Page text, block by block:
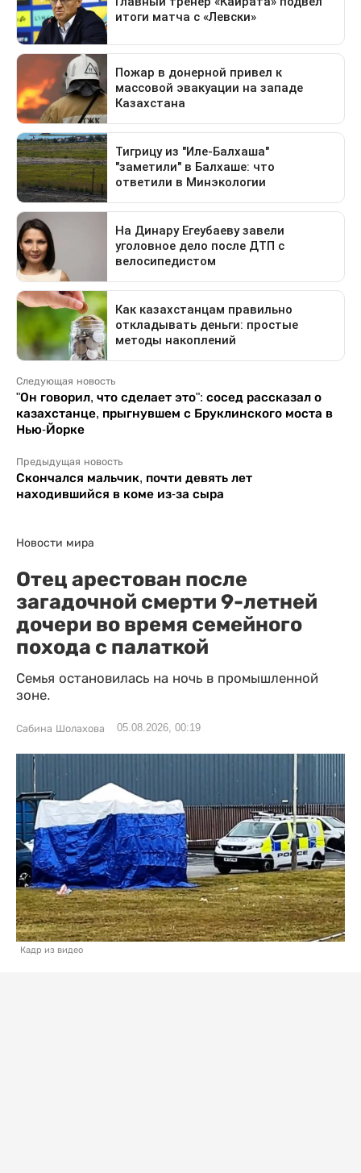
Следующая новость
"Он говорил, что сделает это": сосед рассказал о
казахстанце, прыгнувшем с Бруклинского моста в
Нью-Йорке
Предыдущая новость
Скончался мальчик, почти девять лет
находившийся в коме из-за сыра
Новости мира
Отец арестован после
загадочной смерти 9-летней
дочери во время семейного
похода с палаткой
Семья остановилась на ночь в промышленной
зоне.
Сабина Шолахова 05.08.2026, 00:19
Кадр из видео